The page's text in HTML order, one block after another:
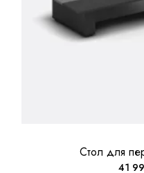
Стол для
41